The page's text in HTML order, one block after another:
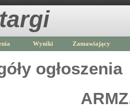
Wyniki Zamawiający
ogłoszenia